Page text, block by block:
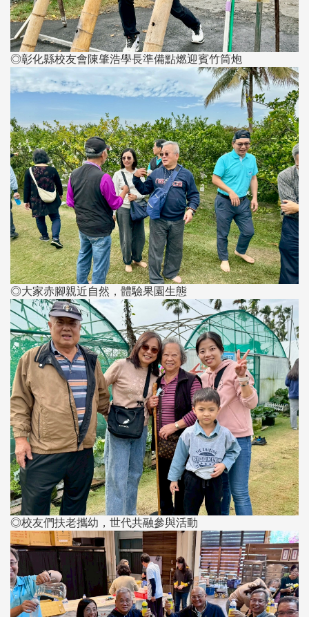
◎彰化縣校友會陳肇浩學長準備點燃迎賓竹筒炮
◎大家赤腳親近自然，體驗果園生態
◎校友們扶老攜幼，世代共融參與活動